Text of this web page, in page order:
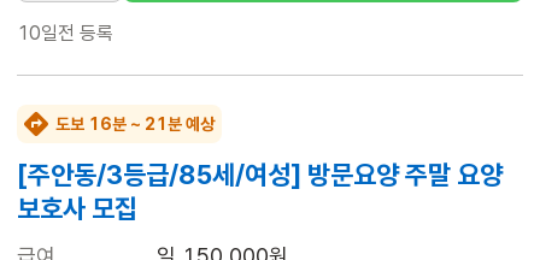
10일전 등록
도보 16분 ~ 21분 예상
[주안동/3등급/85세/여성] 방문요양 주말 요양
보호사 모집